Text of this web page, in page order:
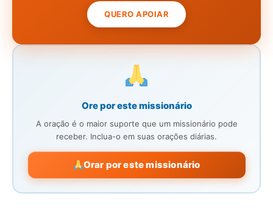
QUERO APOIAR
Ore por este missionário
A oração é o maior suporte que um missionário pode
receber. Inclua-o em suas orações diárias.
Orar por este missionário